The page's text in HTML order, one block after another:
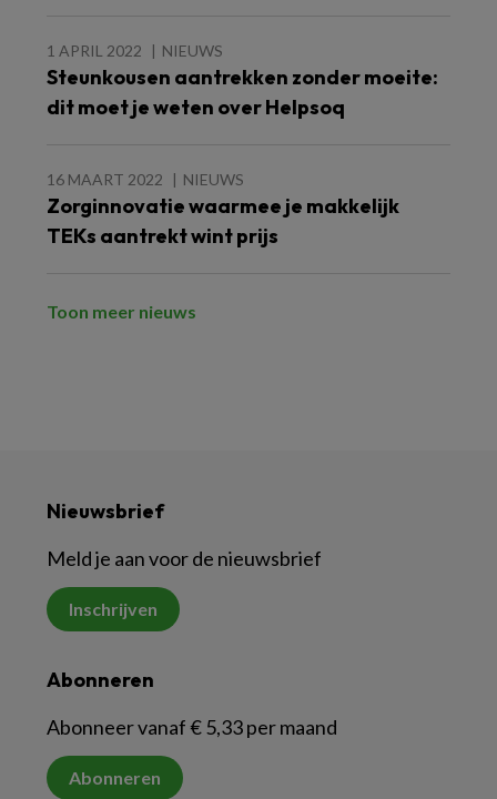
1 APRIL 2022 NIEUWS
Steunkousen aantrekken zonder moeite:
dit moet je weten over Helpsoq
16 MAART 2022 NIEUWS
Zorginnovatie waarmee je makkelijk
TEKs aantrekt wint prijs
Toon meer nieuws
Nieuwsbrief
Meld je aan voor de nieuwsbrief
Inschrijven
Abonneren
Abonneer vanaf € 5,33 per maand
Abonneren